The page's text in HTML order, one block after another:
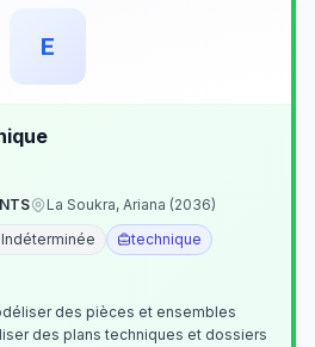
E
La Soukra, Ariana (2036)
technique
des pièces et ensembles
des plans techniques et dossiers